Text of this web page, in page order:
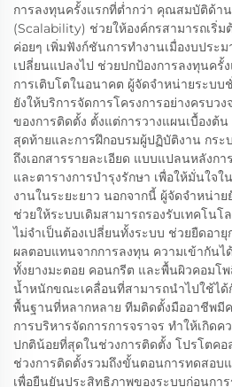
การลงทุนครั้งแรกที่ต่ำกว่า คุณสมบัติด้า
(Scalability) ช่วยให้องค์กรสามารถเริ่
ค่อยๆ เพิ่มฟังก์ชันการทำงานเมื่องบประ
เปลี่ยนแปลงไป ช่วยปกป้องการลงทุนครั้
การเติบโตในอนาคต ผู้จัดจำหน่ายระบ
ยังให้บริการจัดการโครงการอย่างครบว
ของการติดตั้ง ตั้งแต่การวางแผนเบื้องต้
สุดท้ายและการฝึกอบรมผู้ปฏิบัติงาน กระ
ถึงเอกสารรายละเอียด แบบแปลนหลังก
และตารางการบำรุงรักษา เพื่อให้มั่นใจใ
งานในระยะยาว นอกจากนี้ ผู้จัดจำหน่าย
ช่วยให้ระบบเดิมสามารถรองรับเทคโน
ไม่จำเป็นต้องเปลี่ยนทั้งระบบ ช่วยยืดอา
ผลตอบแทนจากการลงทุน ความเข้ากันไ
ทั้งยางมะตอย คอนกรีต และพื้นผิวคอมโ
น้ำหนักขณะเคลื่อนที่สามารถนำไปใช้ได้
พื้นฐานที่หลากหลาย ทีมติดตั้งมืออาชีพมี
การบริหารจัดการการจราจร ทำให้เกิด
ปกติน้อยที่สุดในช่วงการติดตั้ง โปรโตค
ช่วงการติดตั้งรวมถึงขั้นตอนการทดสอบ
เพื่อยืนยันประสิทธิภาพของระบบก่อนกา